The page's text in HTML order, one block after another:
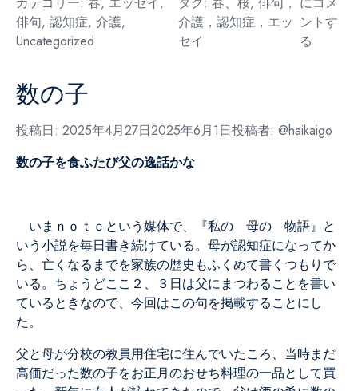
俳句, 認知症, 介護,
Uncategorized
介護，認知症，エッ
セイ
ントす
る
数の子
投稿日: 2025年4月27日2025年6月1日投稿者: @haikaigo
数の子を食ふたび父の逸話かな
いまｎｏｔｅという媒体で、『私の 母の 物語』と
いう小説を毎日書き続けている。母が認知症になってか
ら、亡くなるまでを家族の歴史もふくめて書くつもりで
いる。ちょうどここ２、３日は父にまつわることを書い
ているときなので、今回はこの句を掲載することにし
た。
父と母が分校の教員用住宅に住んでいたころ、当時まだ
高価だった数の子をお正月のおせち料理の一品として買